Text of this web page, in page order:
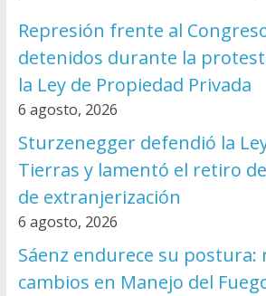
Represión frente al
detenidos durante la
la Ley de Propiedad Privada
6 agosto, 2026
Sturzenegger defendió la
Tierras y lamentó el retiro
de extranjerización
6 agosto, 2026
Sáenz endurece su postura:
cambios en Manejo del